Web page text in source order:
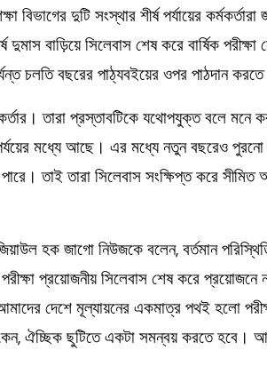
বিভাগের দুটি সংস্থার শীর্ষ পর্যায়ের
বাড়িয়ে সিলেবাস শেষ করে বার্ষিক পরীক্ষা
চলতি বছরের পাঠ্যবইয়ের ওপর পাঠদান
তারা প্রস্তাবটিকে যথোপযুক্ত বলে মনে
মধ্যে আছে। এর মধ্যে নতুন বছরেও
তাই তারা সিলেবাস সংক্ষিপ্ত করে সীমিত
হক জাগো নিউজকে বলেন, বর্তমান
প্রয়োজনীয় সিলেবাস শেষ করে প্রয়োজনে
দেশে মূল্যায়নের একমাত্র পথই হলো
ঐচ্ছিক ছুটিতে একটা সমন্বয় করতে হবে।